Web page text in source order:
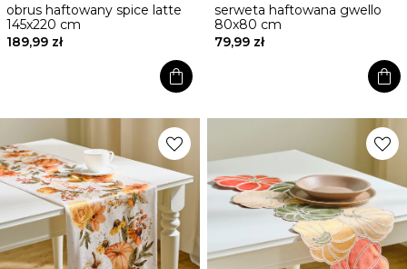
obrus haftowany spice latte
145x220 cm
189,99 zł
shopping_bag
serweta haftowana gwello
80x80 cm
79,99 zł
shopping_bag
favorite favorite